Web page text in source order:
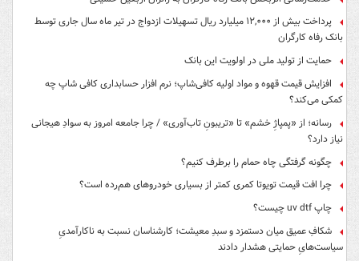
پرداخت بیش از ۱۲,۰۰۰ میلیارد ریال تسهیلات ازدواج در تیر ماه سال جاری توسط
بانک رفاه کارگران
حمایت از تولید ملی در اولویت این بانک
افزایش قیمت قهوه و مواد اولیه کافی‌شاپ؛ نرم افزار حسابداری کافی شاپ چه
کمکی می‌کند؟
رسانه؛ از «پمپاژِ خشم» تا «تریبونِ تاب‌آوری» / چرا جامعه امروز به سوادِ هیجانی
نیاز دارد؟
چگونه گرفتگی چاه حمام را برطرف کنیم؟
چرا افت قیمت تویوتا کمری کمتر از بسیاری خودروهای هم‌رده است؟
چاپ uv dtf چیست؟
شکافِ عمیق میان دستمزد و سبدِ معیشت؛ کارشناسان نسبت به ناکارآمدیِ
سیاست‌هایِ حمایتی هشدار دادند